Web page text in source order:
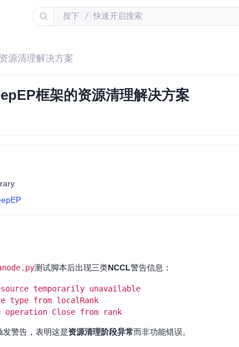
按下 / 快速开启搜索
源清理解决方案
框架的资源清理解决方案
测试脚本后出现三类NCCL警告信息：
temporarily unavailable
type from localRank
operation Close from rank
警告，表明这是资源清理阶段异常而非功能错误。